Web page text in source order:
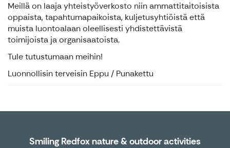
Meillä on laaja yhteistyöverkosto niin ammattitaitoisista
oppaista, tapahtumapaikoista, kuljetusyhtiöistä että
muista luontoalaan oleellisesti yhdistettävistä
toimijoista ja organisaatoista.
Tule tutustumaan meihin!
Luonnollisin terveisin Eppu / Punakettu
Smiling Redfox nature & outdoor activities